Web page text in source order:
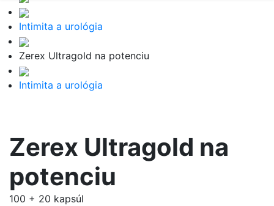
Intimita a urológia
Zerex Ultragold na potenciu
Intimita a urológia
Zerex Ultragold na
potenciu
100 + 20 kapsúl